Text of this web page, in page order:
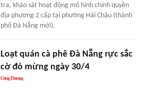
tra, khảo sát hoạt động mô hình chính quyền
địa phương 2 cấp tại phường Hải Châu (thành
phố Đà Nẵng mới).
Loạt quán cà phê Đà Nẵng rực sắc
cờ đỏ mừng ngày 30/4